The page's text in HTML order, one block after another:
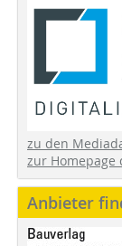
zu den
zur Homepage
Anbieter